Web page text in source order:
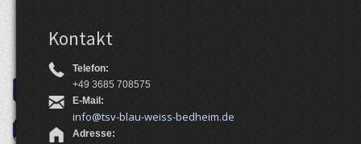
Kontakt
Telefon:
+49 3685 708575
E-Mail:
info@tsv-blau-weiss-bedheim.de
Adresse: